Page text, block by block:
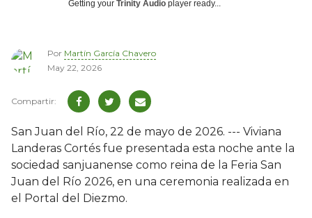
Getting your Trinity Audio player ready...
Por Martín García Chavero
May 22, 2026
San Juan del Río, 22 de mayo de 2026. --- Viviana
Landeras Cortés fue presentada esta noche ante la
sociedad sanjuanense como reina de la Feria San
Juan del Río 2026, en una ceremonia realizada en
el Portal del Diezmo.